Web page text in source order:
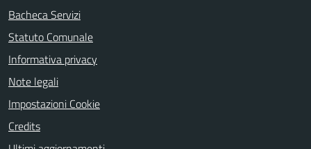
Bacheca Servizi
Statuto Comunale
Informativa privacy
Note legali
Impostazioni Cookie
Credits